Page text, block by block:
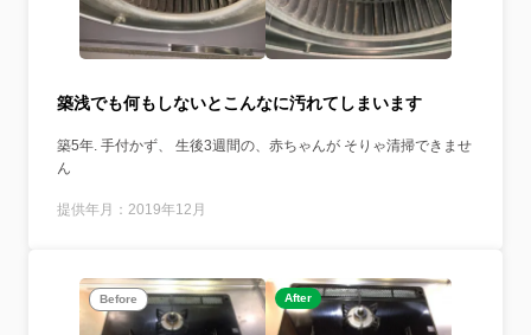
築浅でも何もしないとこんなに汚れてしまいます
築5年. 手付かず、 生後3週間の、赤ちゃんが そりゃ清掃できませ
ん
提供年月：2019年12月
Before After